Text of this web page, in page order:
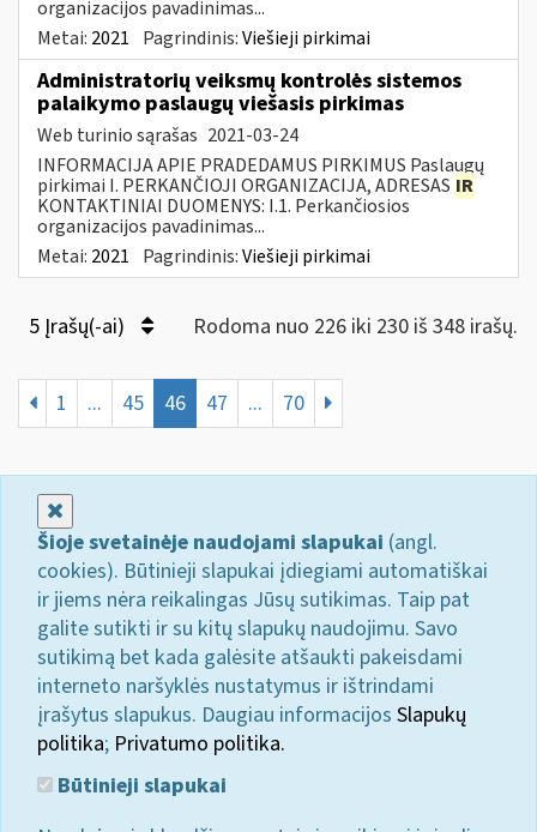
organizacijos pavadinimas...
Metai: 2021 Pagrindinis:Viešieji pirkimai
Administratorių veiksmų kontrolės sistemos
palaikymo paslaugų viešasis pirkimas
Web turinio sąrašas 2021-03-24
INFORMACIJA APIE PRADEDAMUS PIRKIMUS Paslaugų
pirkimai I. PERKANČIOJI ORGANIZACIJA, ADRESAS IR
KONTAKTINIAI DUOMENYS: I.1. Perkančiosios
organizacijos pavadinimas...
Metai: 2021 Pagrindinis:Viešieji pirkimai
5 Įrašų(-ai) Rodoma nuo 226 iki 230 iš 348 irašų.
1 ... 45 46 47 ... 70
Šioje svetainėje naudojami slapukai (angl.
cookies). Būtinieji slapukai įdiegiami automatiškai
ir jiems nėra reikalingas Jūsų sutikimas. Taip pat
galite sutikti ir su kitų slapukų naudojimu. Savo
sutikimą bet kada galėsite atšaukti pakeisdami
interneto naršyklės nustatymus ir ištrindami
įrašytus slapukus. Daugiau informacijos Slapukų
politika; Privatumo politika.
Būtinieji slapukai